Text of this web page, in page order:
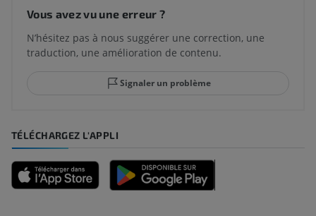
Vous avez vu une erreur ?
N’hésitez pas à nous suggérer une correction, une
traduction, une amélioration de contenu.
Signaler un problème
TÉLÉCHARGEZ L'APPLI